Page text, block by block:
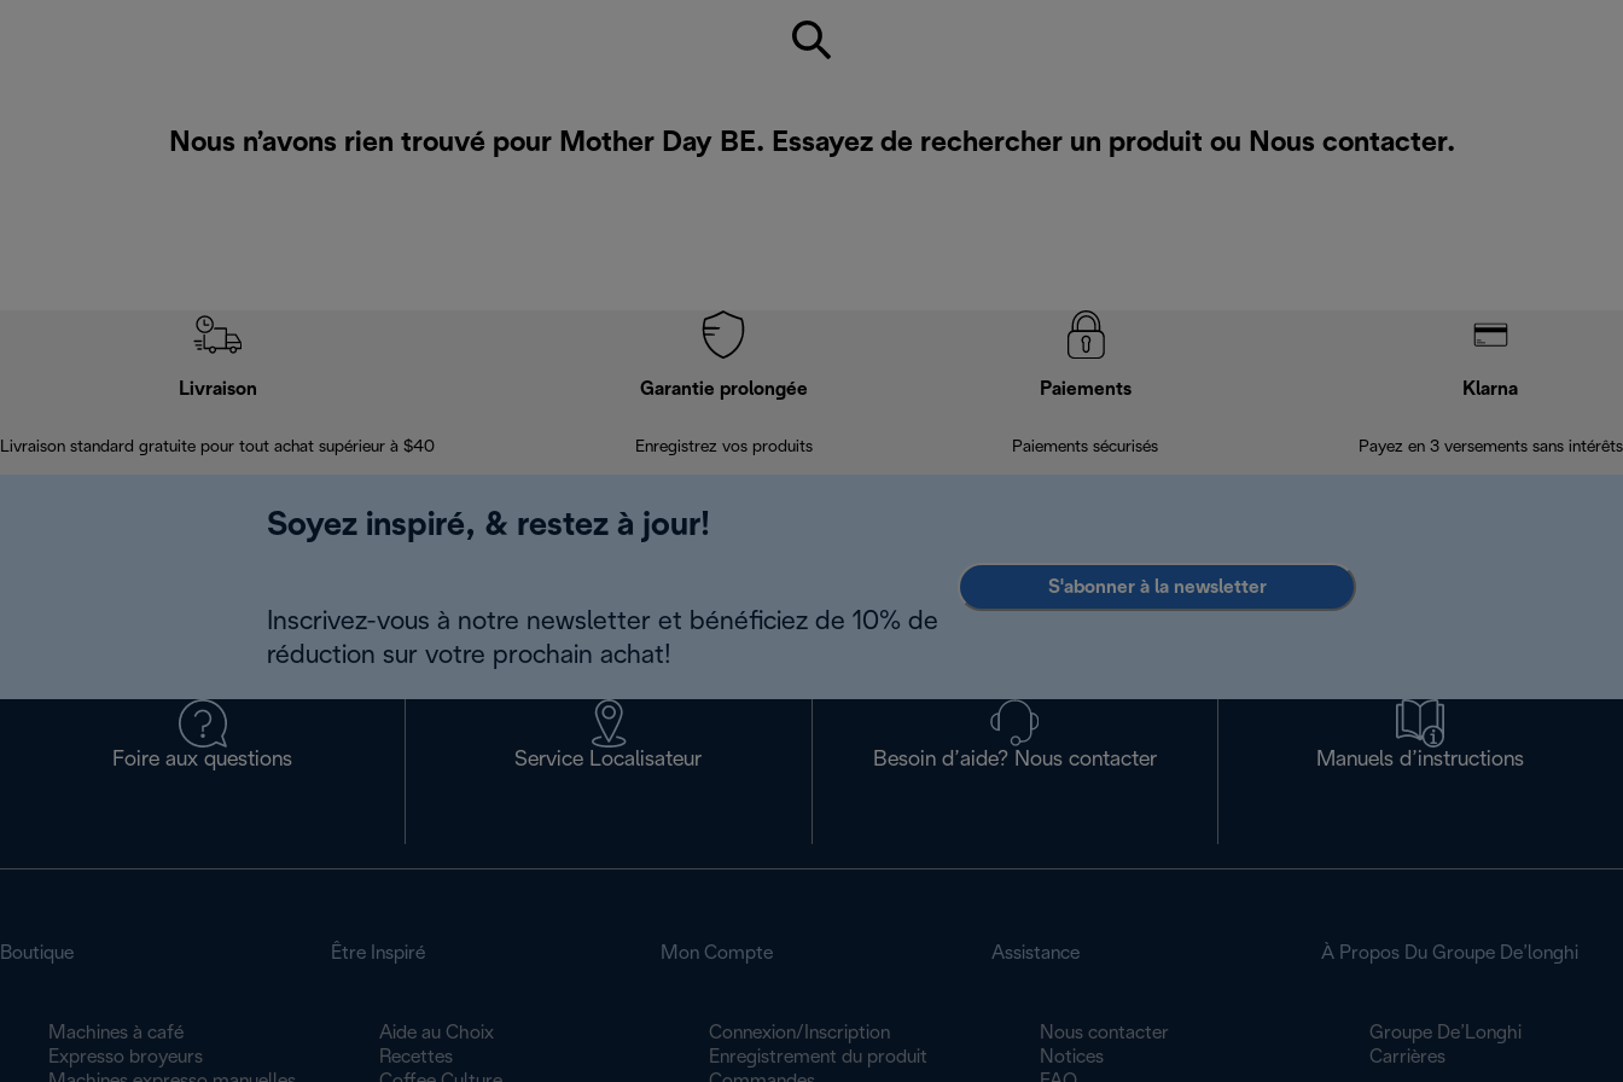
Nous n’avons rien trouvé pour Mother Day BE. Essayez de rechercher un produit ou Nous contacter.
Livraison
Livraison standard gratuite pour tout achat supérieur à $40
Garantie prolongée
Enregistrez vos produits
Paiements
Paiements sécurisés
Klarna
Payez en 3 versements sans intérêts
Soyez inspiré, & restez à jour!
Inscrivez-vous à notre newsletter et bénéficiez de 10% de
réduction sur votre prochain achat!
S'abonner à la newsletter
Foire aux questions Service Localisateur Besoin d’aide? Nous contacter Manuels d’instructions
Boutique
Machines à café
Expresso broyeurs
Être Inspiré
Aide au Choix
Recettes
Mon Compte
Connexion/Inscription
Enregistrement du produit
Assistance
Nous contacter
Notices
À Propos Du Groupe De’longhi
Groupe De’Longhi
Carrières